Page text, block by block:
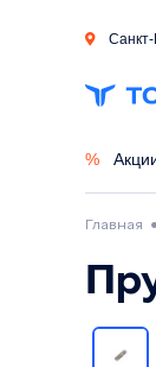
%
Главная